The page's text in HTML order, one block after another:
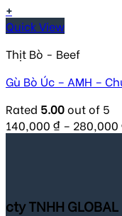
+
Quick View
Thịt Bò - Beef
Gù Bò Úc – AMH –
Rated 5.00out of 5
140,000 ₫ – 280,000
cty TNHH GLOBAL